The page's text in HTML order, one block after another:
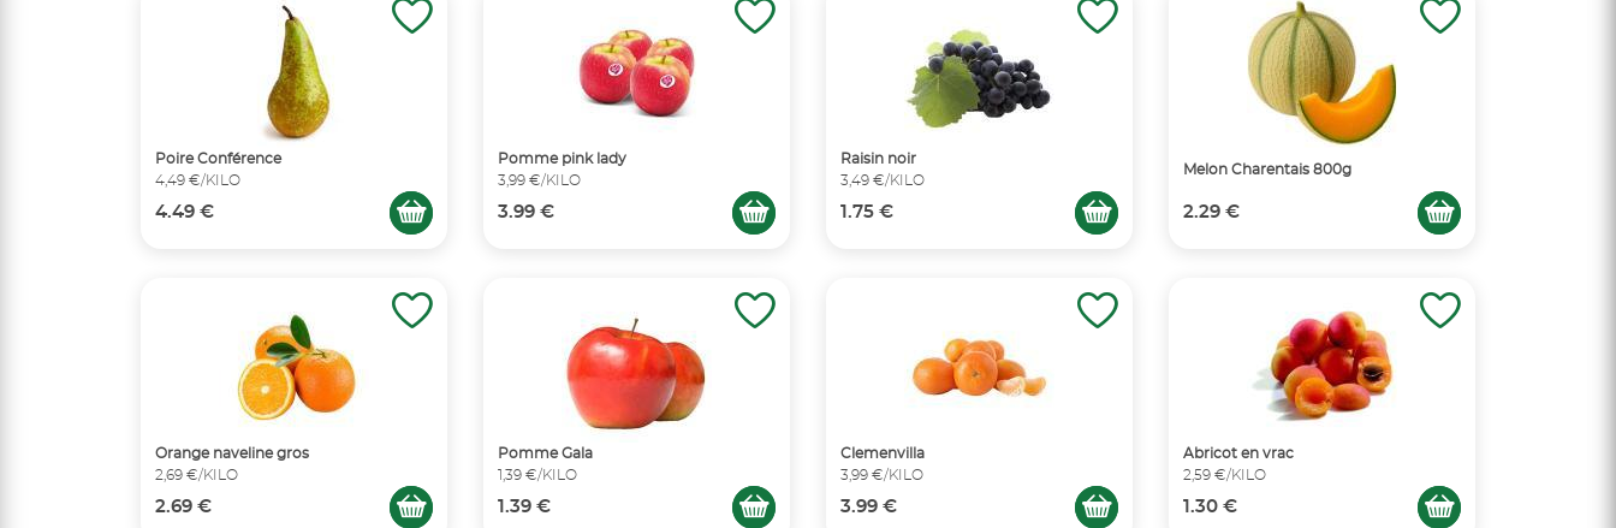
Poire Conférence
4,49 €/KILO
4.49 €
Pomme pink lady
3,99 €/KILO
3.99 €
Raisin noir
3,49 €/KILO
1.75 €
Melon Charentais 800g
2.29 €
Orange naveline gros
2,69 €/KILO
2.69 €
Pomme Gala
1,39 €/KILO
1.39 €
Clemenvilla
3,99 €/KILO
3.99 €
Abricot en vrac
2,59 €/KILO
1.30 €